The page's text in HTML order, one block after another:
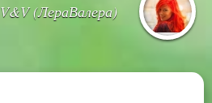
V&V (ЛераВалера)